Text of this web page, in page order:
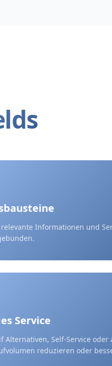
relevante Informationen und
Service
Alternativen, Self-Service
reduzieren oder